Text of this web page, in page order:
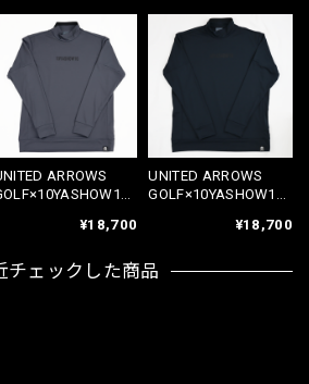
ARROWS
NECK【MD.GRAY】
¥18,700
UNITED ARROWS
GOLF×10YASHOW10
NECK【NAVY】¥18,700
チェックした商品